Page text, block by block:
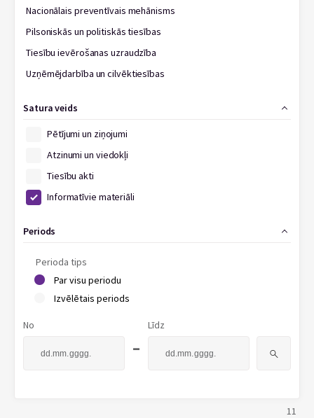
Nacionālais preventīvais mehānisms
Pilsoniskās un politiskās tiesības
Tiesību ievērošanas uzraudzība
Uzņēmējdarbība un cilvēktiesības
Satura veids
Pētījumi un ziņojumi
Atzinumi un viedokļi
Tiesību akti
Informatīvie materiāli
Periods
Perioda tips
Par visu periodu
Izvēlētais periods
No
-
Līdz
11